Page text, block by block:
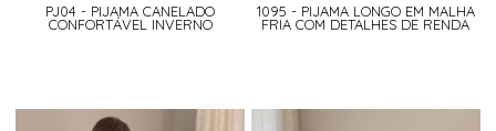
PJ04 - PIJAMA CANELADO
CONFORTÁVEL INVERNO
1095 - PIJAMA LONGO EM MALHA
FRIA COM DETALHES DE RENDA